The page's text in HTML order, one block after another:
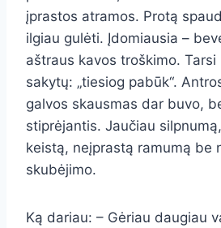
įprastos atramos. Protą
ilgiau gulėti. Įdomiausia –
aštraus kavos troškimo. Tarsi
sakytų: „tiesiog pabūk“.
galvos skausmas dar buvo,
stiprėjantis. Jaučiau
keistą, neįprastą ramumą be
skubėjimo.
Ką dariau: – Gėriau daugiau